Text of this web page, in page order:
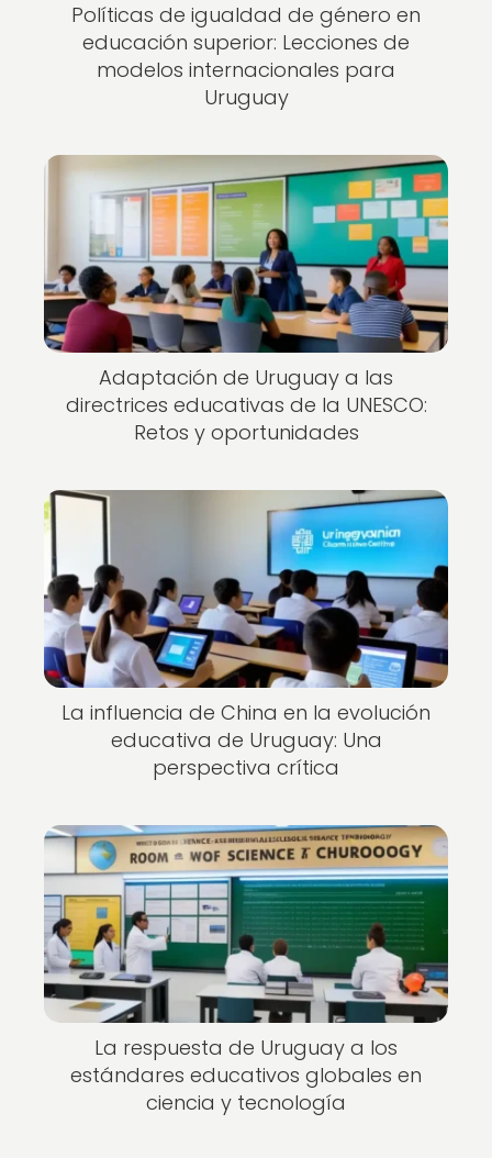
Políticas de igualdad de género en
educación superior: Lecciones de
modelos internacionales para
Uruguay
Adaptación de Uruguay a las
directrices educativas de la UNESCO:
Retos y oportunidades
La influencia de China en la evolución
educativa de Uruguay: Una
perspectiva crítica
La respuesta de Uruguay a los
estándares educativos globales en
ciencia y tecnología